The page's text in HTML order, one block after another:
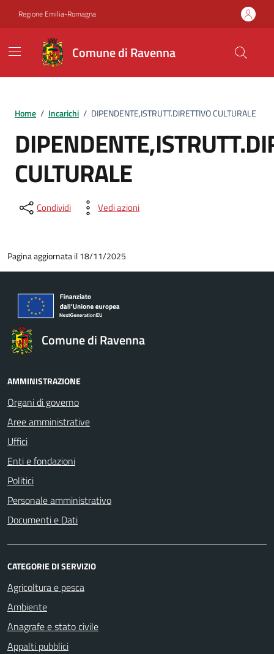
Regione Emilia-Romagna
Comune di Ravenna
Home / Incarichi / DIPENDENTE,ISTRUTT.DIRETTIVO CULTURALE
CULTURALE
Condividi Vedi azioni
Pagina aggiornata il 18/11/2025
Comune di Ravenna
AMMINISTRAZIONE
Organi di governo
Aree amministrative
Uffici
Enti e fondazioni
Politici
Personale amministrativo
Documenti e Dati
CATEGORIE DI SERVIZIO
Agricoltura e pesca
Ambiente
Anagrafe e stato civile
Appalti pubblici